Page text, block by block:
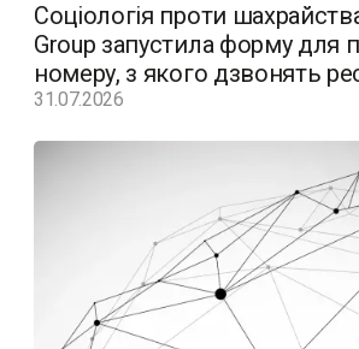
Соціологія проти
Group запустила форму для
номеру, з якого дзвонять
31.07.2026